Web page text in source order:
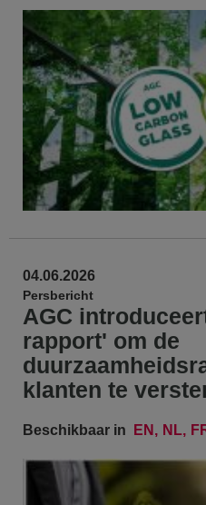
04.06.2026
Persbericht
AGC
rapport' om de
klanten te
Beschikbaar in EN NL